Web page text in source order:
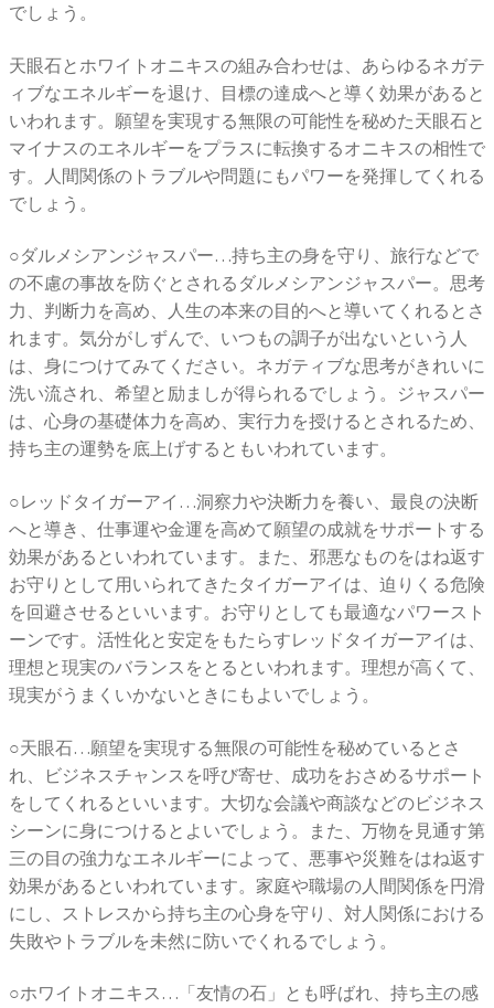
でしょう。
天眼石とホワイトオニキスの組み合わせは、あらゆるネガテ
ィブなエネルギーを退け、目標の達成へと導く効果があると
いわれます。願望を実現する無限の可能性を秘めた天眼石と
マイナスのエネルギーをプラスに転換するオニキスの相性で
す。人間関係のトラブルや問題にもパワーを発揮してくれる
でしょう。
○ダルメシアンジャスパー…持ち主の身を守り、旅行などで
の不慮の事故を防ぐとされるダルメシアンジャスパー。思考
力、判断力を高め、人生の本来の目的へと導いてくれるとさ
れます。気分がしずんで、いつもの調子が出ないという人
は、身につけてみてください。ネガティブな思考がきれいに
洗い流され、希望と励ましが得られるでしょう。ジャスパー
は、心身の基礎体力を高め、実行力を授けるとされるため、
持ち主の運勢を底上げするともいわれています。
○レッドタイガーアイ…洞察力や決断力を養い、最良の決断
へと導き、仕事運や金運を高めて願望の成就をサポートする
効果があるといわれています。また、邪悪なものをはね返す
お守りとして用いられてきたタイガーアイは、迫りくる危険
を回避させるといいます。お守りとしても最適なパワースト
ーンです。活性化と安定をもたらすレッドタイガーアイは、
理想と現実のバランスをとるといわれます。理想が高くて、
現実がうまくいかないときにもよいでしょう。
○天眼石…願望を実現する無限の可能性を秘めているとさ
れ、ビジネスチャンスを呼び寄せ、成功をおさめるサポート
をしてくれるといいます。大切な会議や商談などのビジネス
シーンに身につけるとよいでしょう。また、万物を見通す第
三の目の強力なエネルギーによって、悪事や災難をはね返す
効果があるといわれています。家庭や職場の人間関係を円滑
にし、ストレスから持ち主の心身を守り、対人関係における
失敗やトラブルを未然に防いでくれるでしょう。
○ホワイトオニキス…「友情の石」とも呼ばれ、持ち主の感